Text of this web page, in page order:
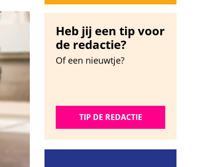
Heb jij een tip voor
de redactie?
Of een nieuwtje?
TIP DE REDACTIE